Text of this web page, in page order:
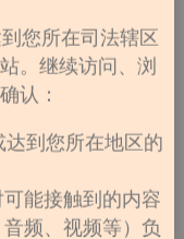
您所在司法辖区
。继续访问、浏
认：
到您所在地区的
能接触到的内容
音频、视频等）负